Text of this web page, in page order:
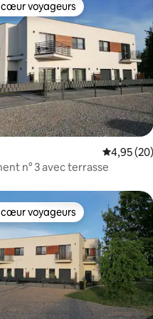
sur la base de 7
voyageurs
voyageurs
4,95 (20)
n° 3 avec terrasse
voyageurs
voyageurs